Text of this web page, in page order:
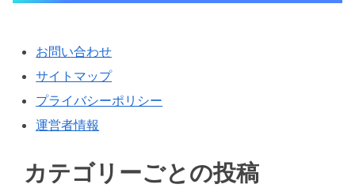
お問い合わせ
サイトマップ
プライバシーポリシー
運営者情報
カテゴリーごとの投稿